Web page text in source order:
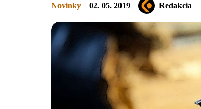
Novinky 02. 05. 2019 Redakcia